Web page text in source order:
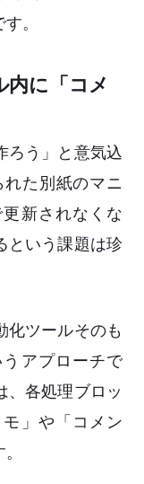
。
内に「コメ
ろう」と意気込
た別紙のマニ
新されなくな
という課題は珍
化ツールそのも
アプローチで
、各処理ブロッ
」や「コメン